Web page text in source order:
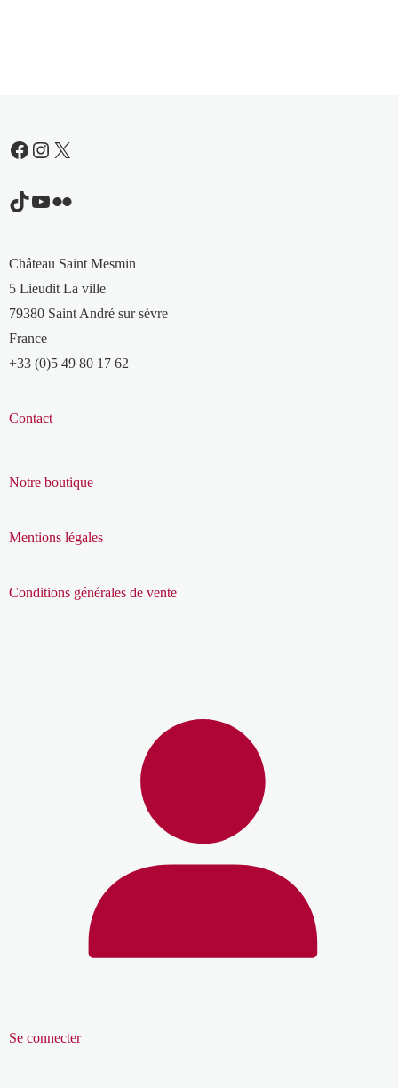
Facebook
Instagram
X
TikTok
YouTube
Flickr
Château Saint Mesmin
5 Lieudit La ville
79380 Saint André sur sèvre
France
+33 (0)5 49 80 17 62
Contact
Notre boutique
Mentions légales
Conditions générales de vente
Se connecter